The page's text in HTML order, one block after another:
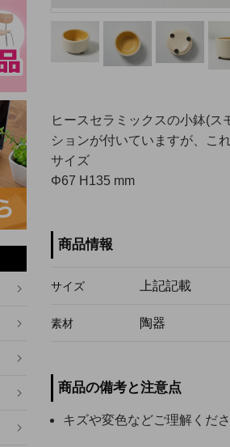
ヒースセラミックスの小鉢(
ションが付いていますが、こ
サイズ
Φ67 H135 mm
商品情報
サイズ 上記記載
素材 陶器
商品の備考と注意点
キズや変色などご理解くださ